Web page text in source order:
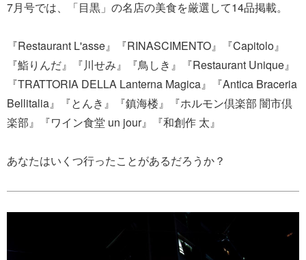
7月号では、「目黒」の名店の美食を厳選して14品掲載。
『Restaurant L'asse』『RINASCIMENTO』『Capitolo』
『鮨りんだ』『川せみ』『鳥しき』『Restaurant Unique』
『TRATTORIA DELLA Lanterna Magica』『Antica Braceria
Bellitalia』『とんき』『鎮海楼』『ホルモン倶楽部 闇市倶
楽部』『ワイン食堂 un jour』『和創作 太』
あなたはいくつ行ったことがあるだろうか？